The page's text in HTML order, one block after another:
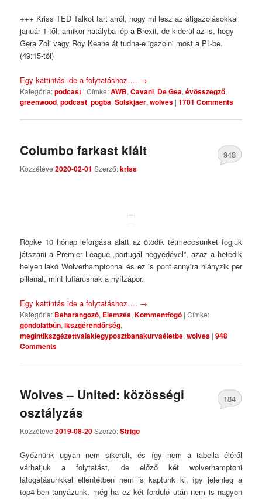
+++ Kriss TED Talkot tart arról, hogy mi lesz az átigazolásokkal
január 1-től, amikor hatályba lép a Brexit, de kiderül az is, hogy
Gera Zoli vagy Roy Keane át tudna-e igazolni most a PL-be.
(49:15-től)
Egy kattintás ide a folytatáshoz…. →
Kategória:podcast |Címke:AWB,Cavani, De Gea,évösszegző,
greenwood,podcast,pogba,Solskjaer,wolves |1701 Comments
Columbo farkast kiált
Közzétéve2020-02-01 Szerző:kriss
948
Röpke 10 hónap leforgása alatt az ötödik tétmeccsünket fogjuk
játszani a Premier League „portugál negyedével”, azaz a hetedik
helyen lakó Wolverhamptonnal és ez is pont annyira hiányzik per
pillanat, mint lufiárusnak a nyílzápor.
Egy kattintás ide a folytatáshoz…. →
Kategória: Beharangozó, Elemzés,Kommentfogó |Címke:
gondolatbűn,ikszgérendőrség,
megintikszgézettvalakiegyposztbanakurvaéletbe,wolves |948
Comments
Wolves – United: közösségi
osztályzás
Közzétéve2019-08-20Szerző:Strigo
184
Győznünk ugyan nem sikerült, és így nem a tabella éléről
várhatjuk a folytatást, de előző két wolverhamptoni
látogatásunkkal ellentétben nem is kaptunk ki, így jelenleg a
top4-ben tanyázunk, még ha ez két forduló után nem is nagyon